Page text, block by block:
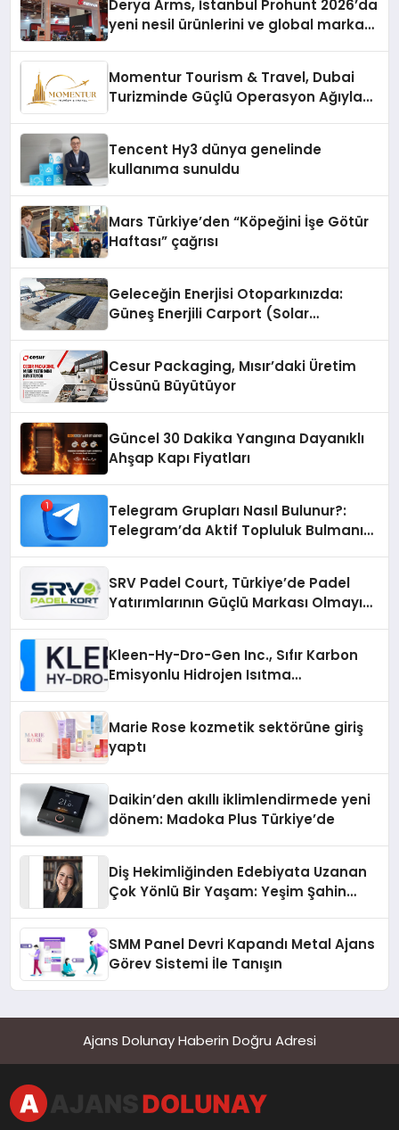
Derya Arms, İstanbul Prohunt 2026’da
yeni nesil ürünlerini ve global marka
Momentur Tourism & Travel, Dubai
Turizminde Güçlü Operasyon Ağıyla
Tencent Hy3 dünya genelinde
kullanıma sunuldu
Mars Türkiye’den “Köpeğini İşe Götür
Haftası” çağrısı
Geleceğin Enerjisi Otoparkınızda:
Güneş Enerjili Carport (Solar
Cesur Packaging, Mısır’daki Üretim
Üssünü Büyütüyor
Güncel 30 Dakika Yangına Dayanıklı
Ahşap Kapı Fiyatları
Telegram Grupları Nasıl Bulunur?:
Telegram’da Aktif Topluluk Bulmanın
SRV Padel Court, Türkiye’de Padel
Yatırımlarının Güçlü Markası Olmayı
Kleen-Hy-Dro-Gen Inc., Sıfır Karbon
Emisyonlu Hidrojen Isıtma
Marie Rose kozmetik sektörüne giriş
yaptı
Daikin’den akıllı iklimlendirmede yeni
dönem: Madoka Plus Türkiye’de
Diş Hekimliğinden Edebiyata Uzanan
Çok Yönlü Bir Yaşam: Yeşim Şahin
SMM Panel Devri Kapandı Metal Ajans
Görev Sistemi İle Tanışın
Ajans Dolunay Haberin Doğru Adresi